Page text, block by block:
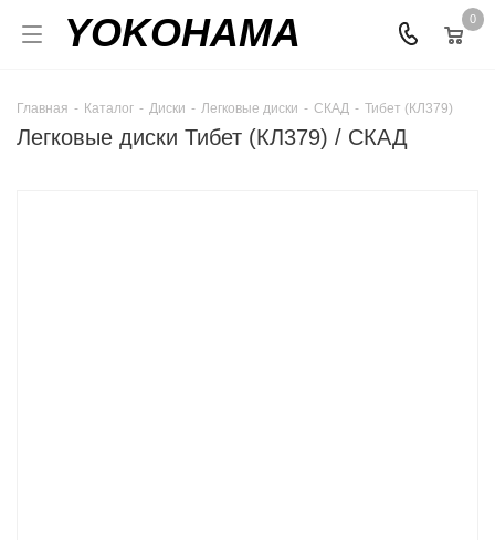
YOKOHAMA 0
Главная - Каталог - Диски - Легковые диски - СКАД - Тибет (КЛ379)
Легковые диски Тибет (КЛ379) / СКАД